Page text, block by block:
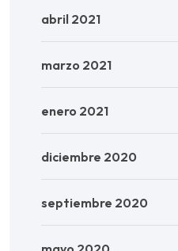
abril 2021
marzo 2021
enero 2021
diciembre 2020
septiembre 2020